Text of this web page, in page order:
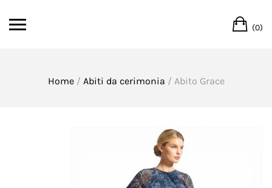
(0)
Home/ Abiti da cerimonia / Abito Grace